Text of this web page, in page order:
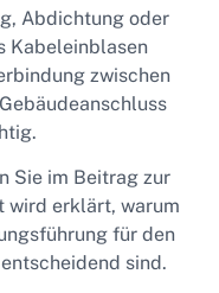
Abdichtung oder
Kabeleinblasen
zwischen
Sie im Beitrag zur
wird erklärt, warum
für den
sind.